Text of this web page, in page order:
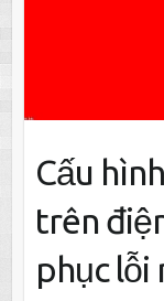
Cấu
trên
phục lỗi